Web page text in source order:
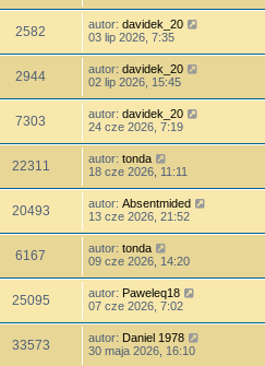
2582 autor: davidek_20
03 lip 2026, 7:35
2944 autor: davidek_20
02 lip 2026, 15:45
7303 autor: davidek_20
24 cze 2026, 7:19
22311 autor: tonda
18 cze 2026, 11:11
20493 autor: Absentmided
13 cze 2026, 21:52
6167 autor: tonda
09 cze 2026, 14:20
25095 autor: Paweleq18
07 cze 2026, 7:02
33573 autor: Daniel 1978
30 maja 2026, 16:10